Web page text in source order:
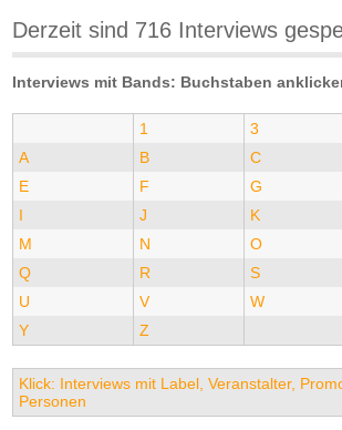
Derzeit sind 716 Interviews
Interviews mit Bands: Buchstaben
1 3
A
B C
E
F G
I
J K
M
N O
Q
R S
U
V W
Y
Z
Klick: Interviews mit Label, Veranstalter,
Personen